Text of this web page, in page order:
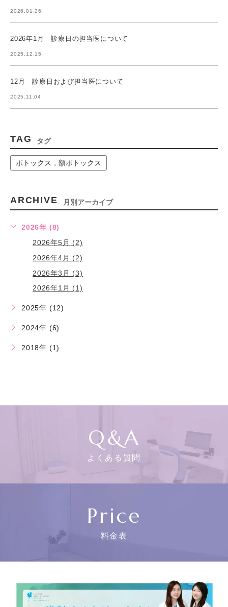
2026.01.26
2026年1月 診療日の担当医について
2025.12.15
12月 診療日および担当医について
2025.11.04
TAG タグ
ボトックス，額ボトックス
ARCHIVE 月別アーカイブ
2026年 (8)
2026年5月 (2)
2026年4月 (2)
2026年3月 (3)
2026年1月 (1)
2025年 (12)
2024年 (6)
2018年 (1)
Q&A
よくある質問
Price
料金表